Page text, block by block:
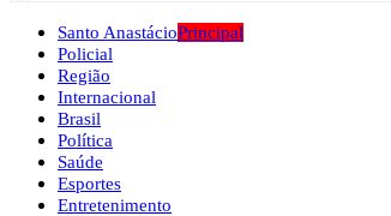
Santo AnastácioPrincipal
Policial
Região
Internacional
Brasil
Política
Saúde
Esportes
Entretenimento